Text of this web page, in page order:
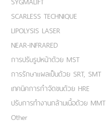
SCARLESS TECHNIQUE
LIPOLYSIS LASER
NEAR-INFRARED
การปรับรูปหน้าด้วย MST
การรักษาแผลเป็นด้วย SRT, SMT
เทคนิคการกำจัดขนด้วย HRE
ปรับการทำงานกล้ามเนื้อด้วย MMT
Other